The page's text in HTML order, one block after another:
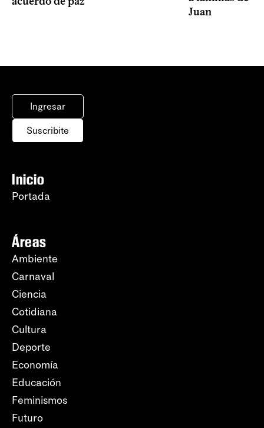
Juan
Ingresar
Suscribite
Inicio
Portada
Áreas
Ambiente
Carnaval
Ciencia
Cotidiana
Cultura
Deporte
Economía
Educación
Feminismos
Futuro